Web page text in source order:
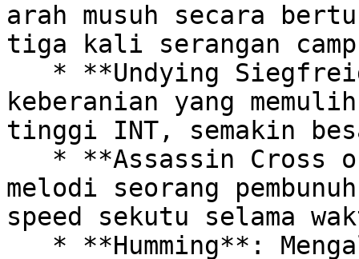
arah musuh secara
tiga kali serangan
keberanian yang
tinggi INT, semakin
melodi seorang
speed sekutu selama